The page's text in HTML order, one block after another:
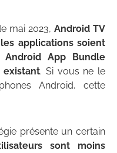
mai 2023, Android TV
applications soient
App Bundle
existant. Si vous ne le
Android, cette
présente un certain
sont moins